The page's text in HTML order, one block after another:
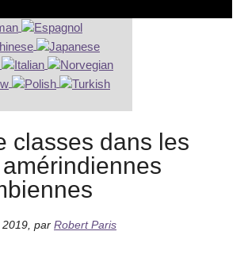
classes dans les
2019 par Robert Paris